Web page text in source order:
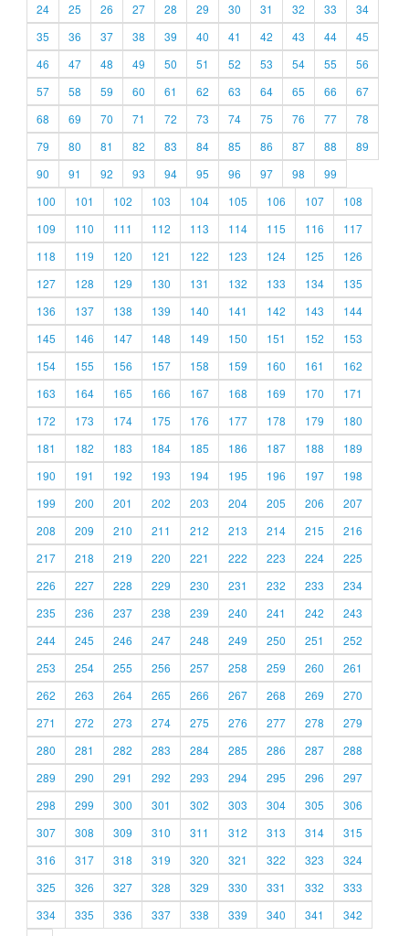
24
25 26 27 28 29 30 31 32 33
34
35
36 37 38 39 40 41 42 43 44
45
46
47 48 49 50 51 52 53 54 55
56
57
58 59 60 61 62 63 64 65 66
67
68
69 70 71 72 73 74 75 76 77
78
79
80 81 82 83 84 85 86 87 88
89
90
91 92 93 94 95 96 97 98
99
100
101 102 103 104 105 106 107
108
109
110 111 112 113 114 115 116
117
118
119 120 121 122 123 124 125
126
127
128 129 130 131 132 133 134
135
136
137 138 139 140 141 142 143
144
145
146 147 148 149 150 151 152
153
154
155 156 157 158 159 160 161
162
163
164 165 166 167 168 169 170
171
172
173 174 175 176 177 178 179
180
181
182 183 184 185 186 187 188
189
190
191 192 193 194 195 196 197
198
199
200 201 202 203 204 205 206
207
208
209 210 211 212 213 214 215
216
217
218 219 220 221 222 223 224
225
226
227 228 229 230 231 232 233
234
235
236 237 238 239 240 241 242
243
244
245 246 247 248 249 250 251
252
253
254 255 256 257 258 259 260
261
262
263 264 265 266 267 268 269
270
271
272 273 274 275 276 277 278
279
280
281 282 283 284 285 286 287
288
289
290 291 292 293 294 295 296
297
298
299 300 301 302 303 304 305
306
307
308 309 310 311 312 313 314
315
316
317 318 319 320 321 322 323
324
325
326 327 328 329 330 331 332
333
334
335 336 337 338 339 340 341
342